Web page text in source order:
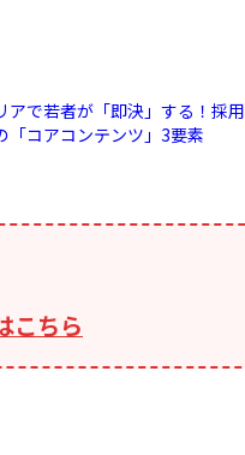
アで若者が「即決」する！採用
「コアコンテンツ」3要素
こちら